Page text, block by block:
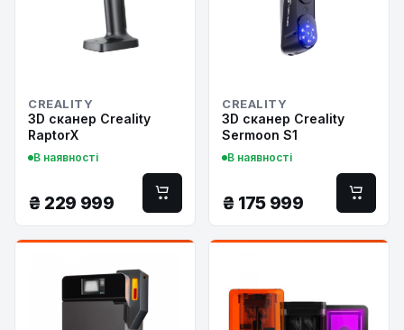
CREALITY
3D сканер Creality
RaptorX
В наявності
₴ 229 999
CREALITY
3D сканер Creality
Sermoon S1
В наявності
₴ 175 999